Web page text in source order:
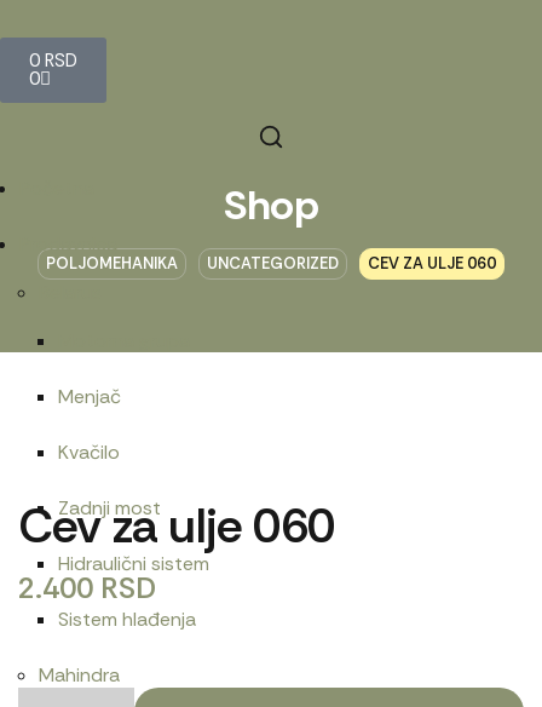
0 RSD
0
Prodavnica
Menjač
Kvačilo
Zadnji most
Hidraulični sistem
Sistem hlađenja
Mahindra
Shop
POLJOMEHANIKA UNCATEGORIZED CEV ZA ULJE 060
Cev za ulje 060
2.400 RSD